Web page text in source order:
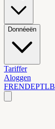
Donnéeën
Tariffer
Aloggen
FRENDEPTLB